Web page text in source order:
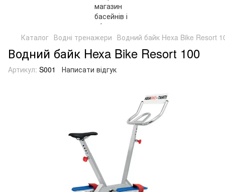
Каталог Водні тренажери Водний байк Hexa Bike Resort
Водний байк Hexa Bike Resort 100
Артикул: S001 Написати відгук